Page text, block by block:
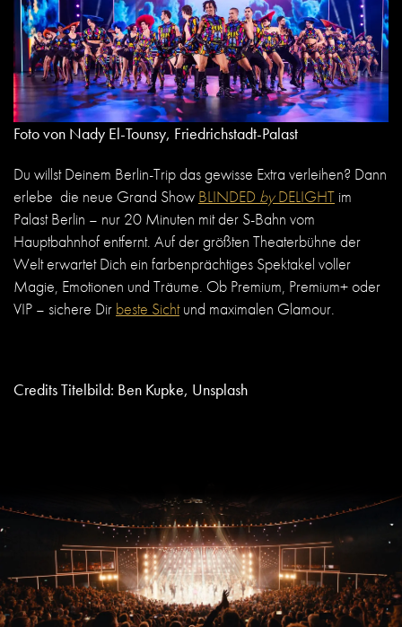
Foto von Nady El-Tounsy, Friedrichstadt-Palast
Du willst Deinem Berlin-Trip das gewisse Extra verleihen? Dann
erlebe die neue Grand Show BLINDED byDELIGHT im
Palast Berlin – nur 20 Minuten mit der S-Bahn vom
Hauptbahnhof entfernt. Auf der größten Theaterbühne der
Welt erwartet Dich ein farbenprächtiges Spektakel voller
Magie, Emotionen und Träume. Ob Premium, Premium+ oder
VIP – sichere Dir beste Sichtund maximalen Glamour.
Credits Titelbild: Ben Kupke, Unsplash